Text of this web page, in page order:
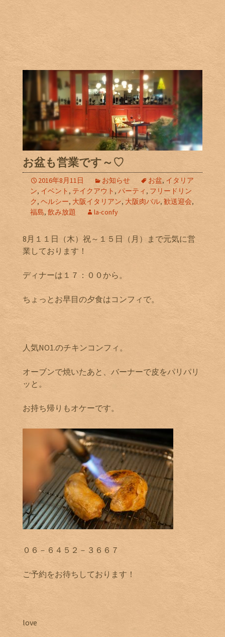
お盆も営業です～♡
2016年8月11日 お知らせ お盆, イタリア
ン, イベント , テイクアウト , パーティ , フリードリン
ク, ヘルシー, 大阪イタリアン, 大阪肉バル, 歓送迎会,
福島, 飲み放題 la-confy
8月１１日（木）祝～１５日（月）まで元気に営
業しております！
ディナーは１７：００から。
ちょっとお早目の夕食はコンフィで。
人気NO1.のチキンコンフィ。
オーブンで焼いたあと、バーナーで皮をパリパリ
ッと。
お持ち帰りもオケーです。
０６－６４５２－３６６７
ご予約をお待ちしております！
love